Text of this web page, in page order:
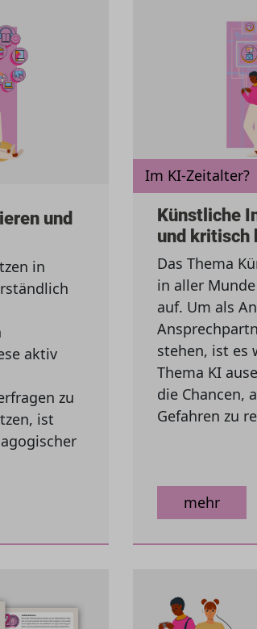
und
in
aktiv
zu
ist
Im KI-Zeitalter?
Künstliche
und kritisch
Das Thema
in aller
auf. Um als
stehen, ist es
Thema KI
die Chancen,
Gefahren zu
mehr